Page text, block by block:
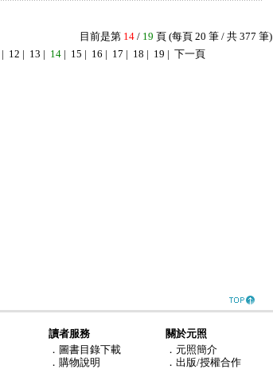
目前是第 14 / 19 頁 (每頁 20 筆 / 共 377 筆)
| 12 | 13 | 14 | 15 | 16 | 17 | 18 | 19 | 下一頁
讀者服務
．圖書目錄下載
．購物說明
關於元照
．元照簡介
．出版/授權合作